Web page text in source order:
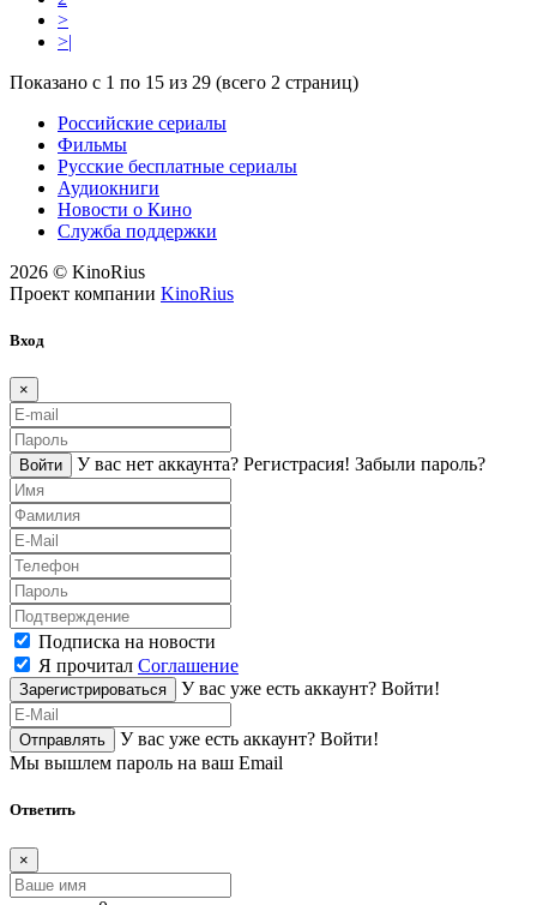
>
>|
Показано с 1 по 15 из 29 (всего 2 страниц)
Российские сериалы
Фильмы
Русские бесплатные сериалы
Аудиокниги
Новости о Кино
Служба поддержки
2026 © KinoRius
Проект компании KinoRius
Вход
×
Войти У вас нет аккаунта? Регистраcия! Забыли пароль?
Подписка на новости
Я прочитал Соглашение
Зарегистрироваться У вас уже есть аккаунт? Войти!
Отправлять У вас уже есть аккаунт? Войти!
Мы вышлем пароль на ваш Email
Ответить
×